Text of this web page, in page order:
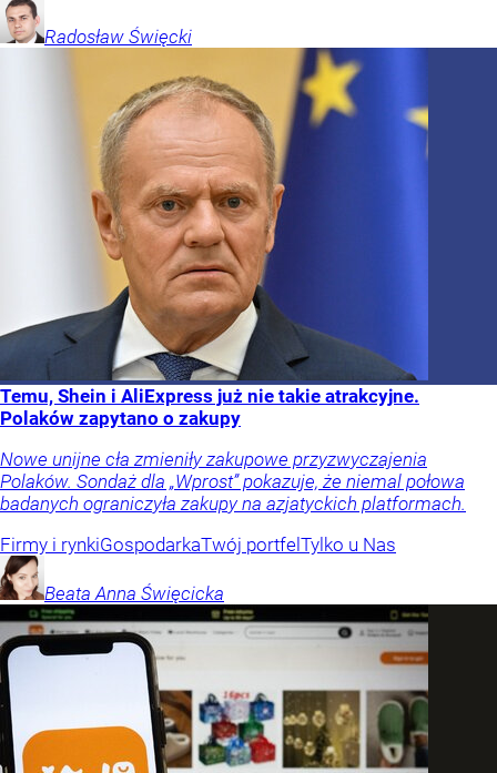
Radosław Święcki
Temu, Shein i AliExpress już nie takie atrakcyjne.
Polaków zapytano o zakupy
Nowe unijne cła zmieniły zakupowe przyzwyczajenia
Polaków. Sondaż dla „Wprost” pokazuje, że niemal połowa
badanych ograniczyła zakupy na azjatyckich platformach.
Firmy i rynkiGospodarkaTwój portfelTylko u Nas
Beata Anna Święcicka